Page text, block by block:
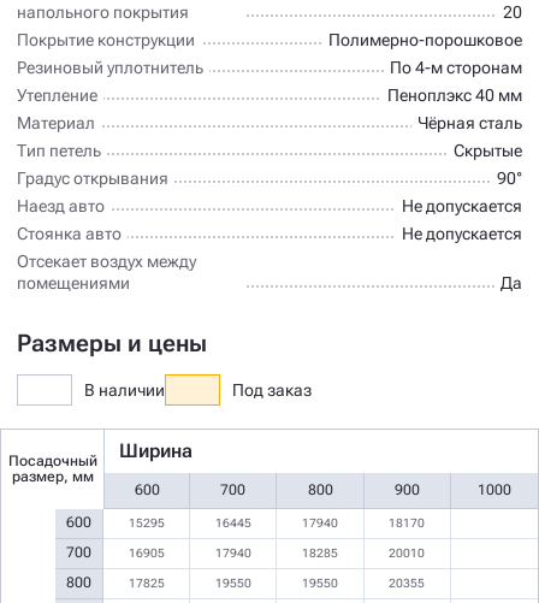
напольного покрытия
20
Покрытие конструкции
Полимерно-порошковое
Резиновый уплотнитель
По 4-м сторонам
Утепление
Пеноплэкс 40 мм
Материал
Чёрная сталь
Тип петель
Скрытые
Градус открывания
90°
Наезд авто
Не допускается
Стоянка авто
Не допускается
Отсекает воздух между
помещениями
Да
Размеры и цены
В наличии Под заказ
Посадочный
размер, мм
Ширина
600 700 800 900 1000
600
700
800
15295 16445 17940 18170
16905 17940 18285 20010
17825 19550 19550 20355